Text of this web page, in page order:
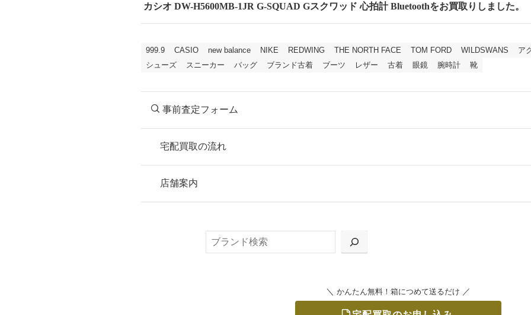
カシオ DW-H5600MB-1JR G-SQUAD Gスクワッド 心拍計 Bluetoothをお買取りしました。
999.9 CASIO new balance NIKE REDWING THE NORTH FACE TOM FORD WILDSWANS
ア
シューズ
スニーカー バッグ ブランド古着 ブーツ レザー 古着 眼鏡 腕時計 靴
事前査定フォーム
宅配買取の流れ
お申込み
または梱包材不要の「集荷申込」からお選びいただけます。
店舗案内
＼ かんたん無料！箱につめて送るだけ ／